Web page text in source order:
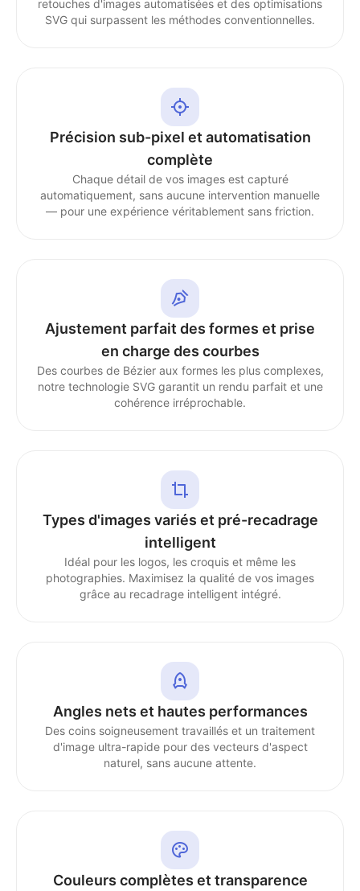
retouches d'images automatisées et des optimisations
SVG qui surpassent les méthodes conventionnelles.
Précision sub-pixel et automatisation
complète
Chaque détail de vos images est capturé
automatiquement, sans aucune intervention manuelle
— pour une expérience véritablement sans friction.
Ajustement parfait des formes et prise
en charge des courbes
Des courbes de Bézier aux formes les plus complexes,
notre technologie SVG garantit un rendu parfait et une
cohérence irréprochable.
Types d'images variés et pré-recadrage
intelligent
Idéal pour les logos, les croquis et même les
photographies. Maximisez la qualité de vos images
grâce au recadrage intelligent intégré.
Angles nets et hautes performances
Des coins soigneusement travaillés et un traitement
d'image ultra-rapide pour des vecteurs d'aspect
naturel, sans aucune attente.
Couleurs complètes et transparence